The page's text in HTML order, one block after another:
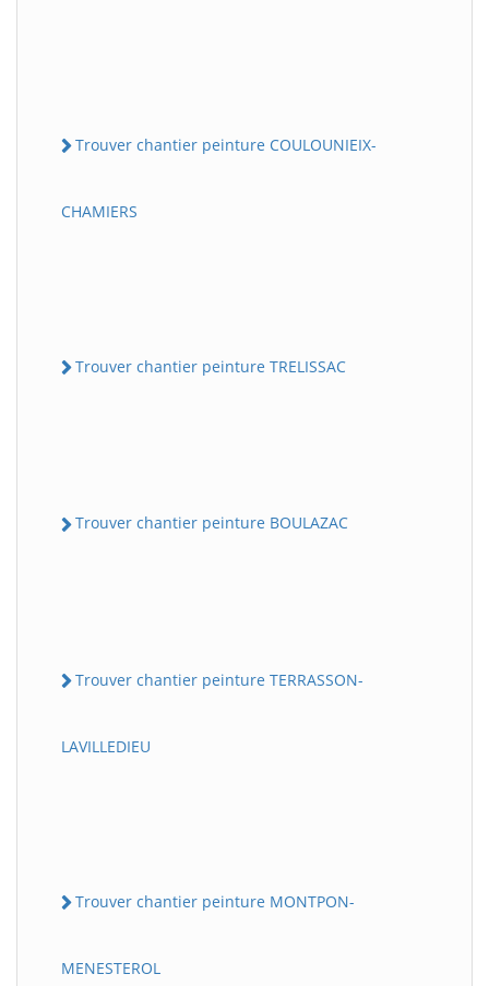
Trouver chantier peinture COULOUNIEIX-
CHAMIERS
Trouver chantier peinture TRELISSAC
Trouver chantier peinture BOULAZAC
Trouver chantier peinture TERRASSON-
LAVILLEDIEU
Trouver chantier peinture MONTPON-
MENESTEROL